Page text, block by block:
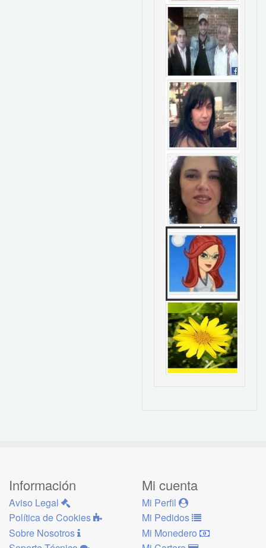
Información
Aviso Legal
Política de Cookies
Sobre Nosotros
Mi cuenta
Mi Perfil
Mi Pedidos
Mi Monedero